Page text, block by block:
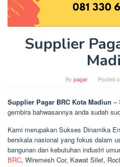
Supplier
By pagar Posted
Supplier Pagar BRC Kota Madiun –
gembira bahwasannya anda sudah
Kami merupakan Sukses Dinamika
berskala nasional yang fokus dalam
bangunan dan kebutuhan industri
BRC, Wiremesh Cor, Kawat Silet,